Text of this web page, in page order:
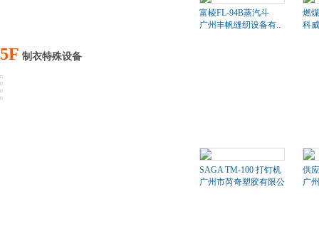
富棱FL-94B蒸汽斗
广州丰帆缝纫设备有..
燃
科
5F 制衣特殊设备
SAGA TM-100 打钉机
广州市芮奇塑胶有限公司
供
广